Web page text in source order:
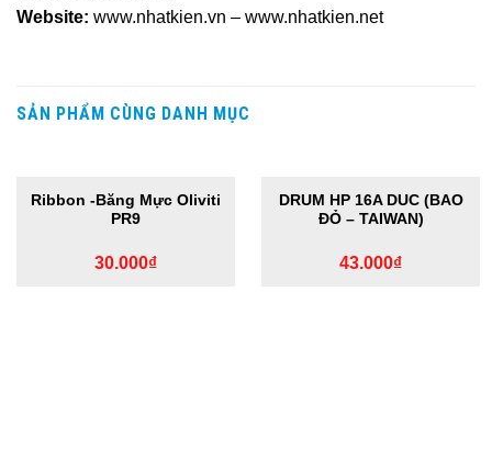
Website: www.nhatkien.vn – www.nhatkien.net
SẢN PHẨM CÙNG DANH MỤC
HẾT HÀNG
Ribbon -Băng Mực Oliviti
PR9
30.000₫
HẾT HÀNG
DRUM HP 16A DUC (BAO
ĐỎ – TAIWAN)
43.000₫